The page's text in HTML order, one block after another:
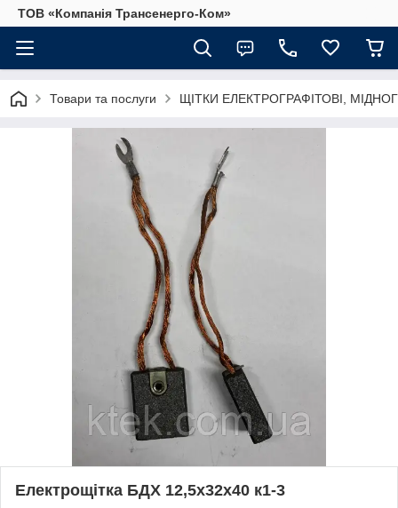
ТОВ «Компанія Трансенерго-Ком»
Товари та послуги ЩІТКИ ЕЛЕКТРОГРАФІТОВІ,
Електрощітка БДХ 12,5х32х40 к1-3